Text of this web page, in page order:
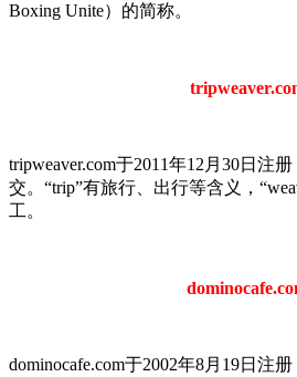
Boxing Unite）的简称。
tripweaver.com于2011年12月30日注
交。“trip”有旅行、出行等含义，
工。
dominocafe.com于2002年8月19日注